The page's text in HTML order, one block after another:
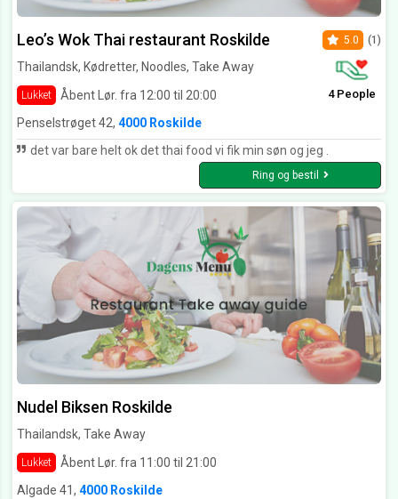
Leo’s Wok Thai restaurant Roskilde
Thailandsk, Kødretter, Noodles, Take Away
Lukket Åbent Lør. fra 12:00 til 20:00
5.0 (1)
4 People
Penselstrøget 42, 4000 Roskilde
det var bare helt ok det thai food vi fik min søn og jeg .
Ring og bestil
Nudel Biksen Roskilde
Thailandsk, Take Away
Lukket
Åbent Lør. fra 11:00 til 21:00
Algade 41, 4000 Roskilde